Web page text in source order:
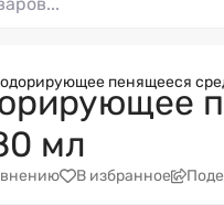
пенящееся
мл
В избранное